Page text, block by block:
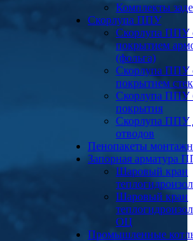
Комплекты
Скорлупа ППУ
Скорлупа ППУ
покрытием
(фольга)
Скорлупа ППУ
покрытием
Скорлупа ППУ
покрытия
Скорлупа ППУ
отводов
Пенопакеты
Запорная арматура
Шаровый кран
Шаровый кран
ОЦ
Промышленные